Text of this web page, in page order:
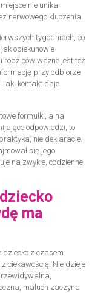
nie unika
nerwowego kluczenia.
tygodniach, co
opiekunowie
rodziców ważne jest też
przy odbiorze
Taki kontakt daje
formułki, a na
odpowiedzi, to
nie deklaracje.
się jego
na zwykłe, codzienne
ma
dziecko z czasem
ciekawością. Nie dzieje
maluch zaczyna